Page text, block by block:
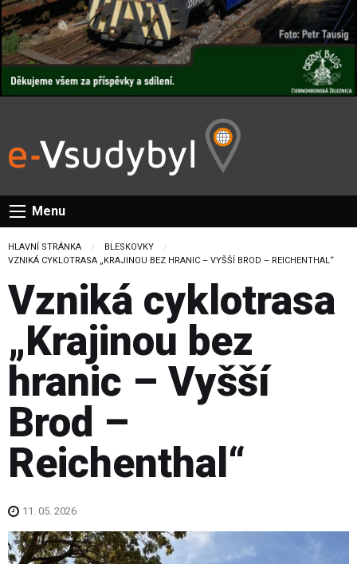
Menu
HLAVNÍ STRÁNKA
BLESKOVKY
CURRENT:
VZNIKÁ CYKLOTRASA „KRAJINOU BEZ HRANIC – VYŠŠÍ BROD – REICHENTHAL“
Vzniká cyklotrasa
„Krajinou bez
hranic – Vyšší
Brod –
Reichenthal“
11. 05. 2026